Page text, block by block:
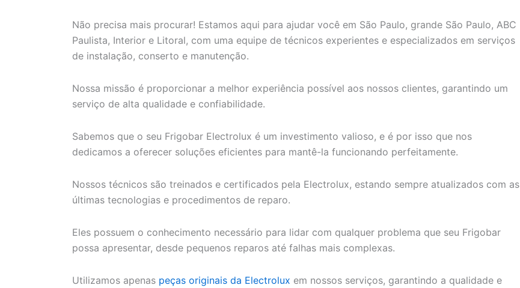
Não precisa mais procurar! Estamos aqui para ajudar você em São Paulo, grande São Paulo, ABC
Paulista, Interior e Litoral, com uma equipe de técnicos experientes e especializados em serviços
de instalação, conserto e manutenção.
Nossa missão é proporcionar a melhor experiência possível aos nossos clientes, garantindo um
serviço de alta qualidade e confiabilidade.
Sabemos que o seu Frigobar Electrolux é um investimento valioso, e é por isso que nos
dedicamos a oferecer soluções eficientes para mantê-la funcionando perfeitamente.
Nossos técnicos são treinados e certificados pela Electrolux, estando sempre atualizados com as
últimas tecnologias e procedimentos de reparo.
Eles possuem o conhecimento necessário para lidar com qualquer problema que seu Frigobar
possa apresentar, desde pequenos reparos até falhas mais complexas.
Utilizamos apenas peças originais da Electrolux em nossos serviços, garantindo a qualidade e